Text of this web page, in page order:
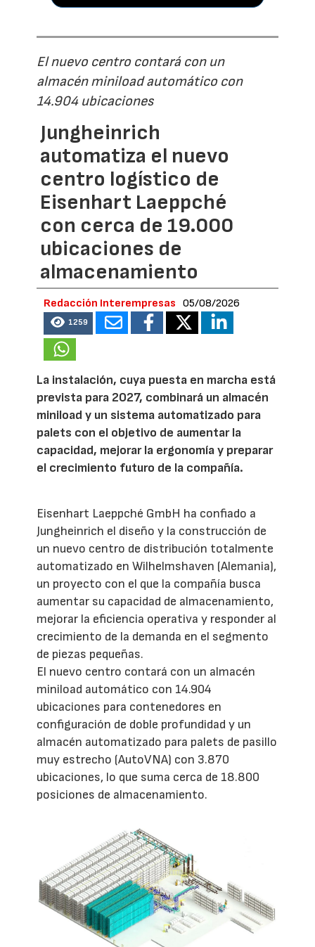
El nuevo centro contará con un
almacén miniload automático con
14.904 ubicaciones
Jungheinrich
automatiza el nuevo
centro logístico de
Eisenhart Laeppché
con cerca de 19.000
ubicaciones de
almacenamiento
Redacción Interempresas 05/08/2026
1259
La instalación, cuya puesta en marcha está
prevista para 2027, combinará un almacén
miniload y un sistema automatizado para
palets con el objetivo de aumentar la
capacidad, mejorar la ergonomía y preparar
el crecimiento futuro de la compañía.
Eisenhart Laeppché GmbH ha confiado a
Jungheinrich el diseño y la construcción de
un nuevo centro de distribución totalmente
automatizado en Wilhelmshaven (Alemania),
un proyecto con el que la compañía busca
aumentar su capacidad de almacenamiento,
mejorar la eficiencia operativa y responder al
crecimiento de la demanda en el segmento
de piezas pequeñas.
El nuevo centro contará con un almacén
miniload automático con 14.904
ubicaciones para contenedores en
configuración de doble profundidad y un
almacén automatizado para palets de pasillo
muy estrecho (AutoVNA) con 3.870
ubicaciones, lo que suma cerca de 18.800
posiciones de almacenamiento.